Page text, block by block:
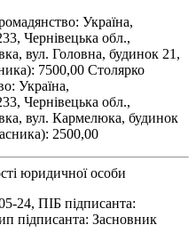
Україна,
Чернівецька обл.,
вул. Головна, будинок 21,
7500,00 Столярко
Україна,
Чернівецька обл.,
вул. Кармелюка, будинок
2500,00
юридичної особи
24, ПІБ підписанта:
підписанта: Засновник